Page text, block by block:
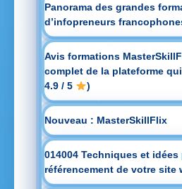
Panorama des grandes
d’infopreneurs
Avis formations
complet de la plateforme
4.9 / 5
)
Nouveau : MasterSkillFlix
014004 Techniques et
référencement de votre site